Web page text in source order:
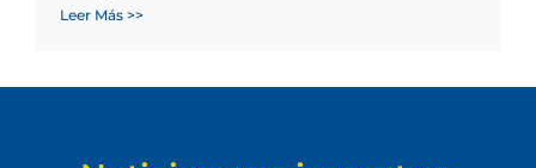
Leer Más >>